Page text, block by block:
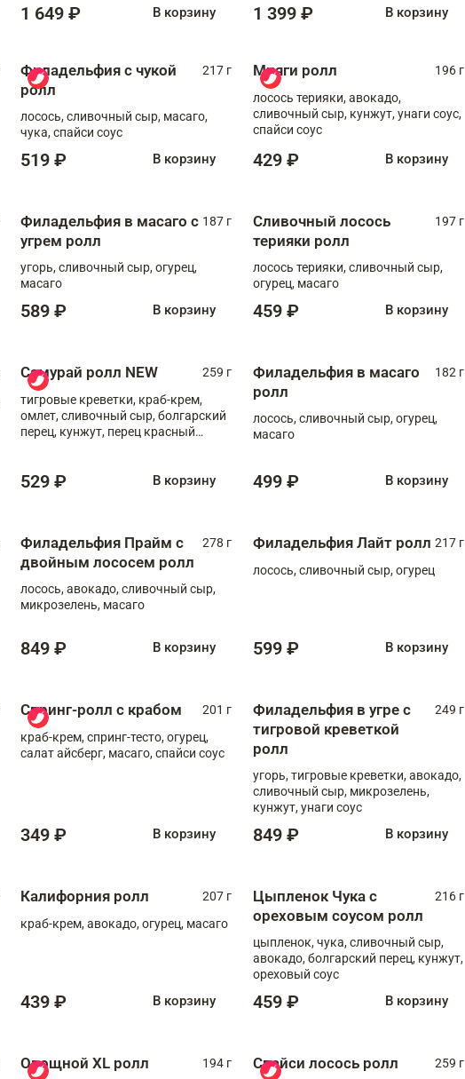
1 649 ₽ В корзину 1 399 ₽ В корзину
Филадельфия с чукой
ролл
217 г
лосось, сливочный сыр, масаго,
чука, спайси соус
519 ₽ В корзину
Мияги ролл
196 г
лосось терияки, авокадо,
сливочный сыр, кунжут, унаги соус,
спайси соус
429 ₽ В корзину
Филадельфия в масаго с
угрем ролл
187 г
угорь, сливочный сыр, огурец,
масаго
589 ₽ В корзину
Сливочный лосось
терияки ролл
197 г
лосось терияки, сливочный сыр,
огурец, масаго
459 ₽ В корзину
Самурай ролл NEW
259 г
тигровые креветки, краб-крем,
омлет, сливочный сыр, болгарский
перец, кунжут, перец красный
529 ₽ В корзину
Филадельфия в масаго
ролл
182 г
лосось, сливочный сыр, огурец,
масаго
499 ₽ В корзину
Филадельфия Прайм с
двойным лососем ролл
278 г
лосось, авокадо, сливочный сыр,
микрозелень, масаго
849 ₽ В корзину
Филадельфия Лайт ролл 217 г
лосось, сливочный сыр, огурец
599 ₽ В корзину
Спринг-ролл с крабом
201 г
краб-крем, спринг-тесто, огурец,
салат айсберг, масаго, спайси соус
349 ₽ В корзину
Филадельфия в угре с
тигровой креветкой
ролл
249 г
угорь, тигровые креветки, авокадо,
сливочный сыр, микрозелень,
кунжут, унаги соус
849 ₽ В корзину
Калифорния ролл
207 г
краб-крем, авокадо, огурец, масаго
439 ₽ В корзину
Цыпленок Чука с
ореховым соусом ролл
216 г
цыпленок, чука, сливочный сыр,
авокадо, болгарский перец, кунжут,
ореховый соус
459 ₽ В корзину
Овощной XL ролл 194 г Спайси лосось ролл 259 г